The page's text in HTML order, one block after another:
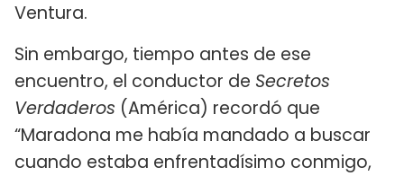
Ventura.
Sin embargo, tiempo antes de ese
encuentro, el conductor de Secretos
Verdaderos (América) recordó que
“Maradona me había mandado a buscar
cuando estaba enfrentadísimo conmigo,